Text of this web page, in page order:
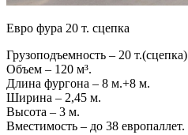
Евро фура 20 т. сцепка
Грузоподъемность – 20 т.(сцепка)
Объем – 120 м³.
Длина фургона – 8 м.+8 м.
Ширина – 2,45 м.
Высота – 3 м.
Вместимость – до 38 европаллет.